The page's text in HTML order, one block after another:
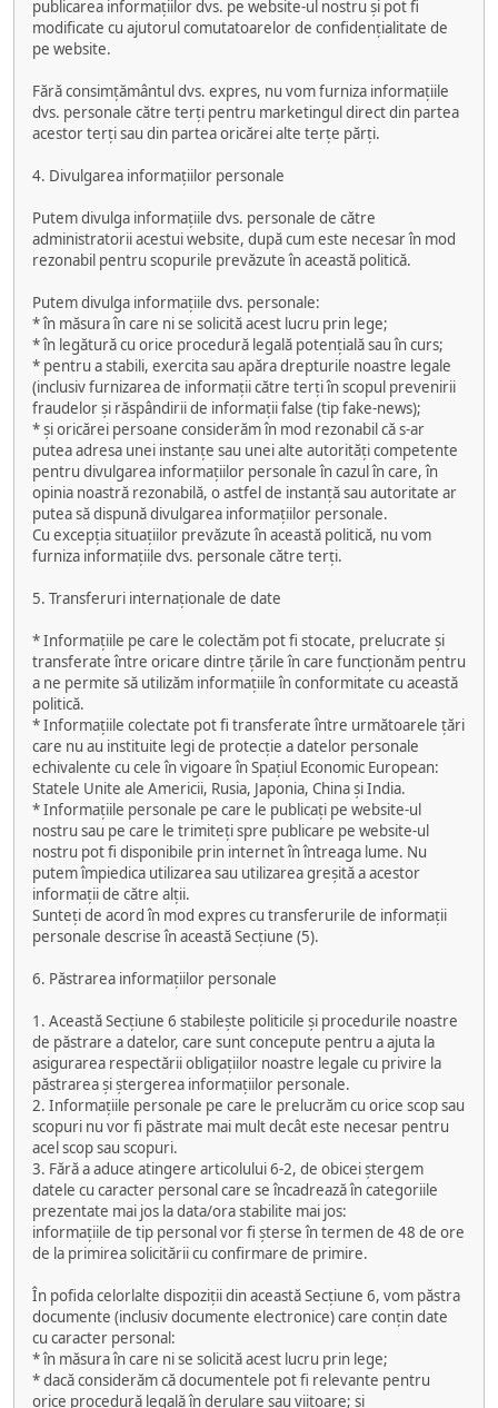
publicarea informațiilor dvs. pe website-ul nostru și pot fi
modificate cu ajutorul comutatoarelor de confidențialitate de
pe website.
Fără consimțământul dvs. expres, nu vom furniza informațiile
dvs. personale către terți pentru marketingul direct din partea
acestor terți sau din partea oricărei alte terțe părți.
4. Divulgarea informațiilor personale
Putem divulga informațiile dvs. personale de către
administratorii acestui website, după cum este necesar în mod
rezonabil pentru scopurile prevăzute în această politică.
Putem divulga informațiile dvs. personale:
* în măsura în care ni se solicită acest lucru prin lege;
* în legătură cu orice procedură legală potențială sau în curs;
* pentru a stabili, exercita sau apăra drepturile noastre legale
(inclusiv furnizarea de informații către terți în scopul prevenirii
fraudelor și răspândirii de informații false (tip fake-news);
* și oricărei persoane considerăm în mod rezonabil că s-ar
putea adresa unei instanțe sau unei alte autorități competente
pentru divulgarea informațiilor personale în cazul în care, în
opinia noastră rezonabilă, o astfel de instanță sau autoritate ar
putea să dispună divulgarea informațiilor personale.
Cu excepția situațiilor prevăzute în această politică, nu vom
furniza informațiile dvs. personale către terți.
5. Transferuri internaționale de date
* Informațiile pe care le colectăm pot fi stocate, prelucrate și
transferate între oricare dintre țările în care funcționăm pentru
a ne permite să utilizăm informațiile în conformitate cu această
politică.
* Informațiile colectate pot fi transferate între următoarele țări
care nu au instituite legi de protecție a datelor personale
echivalente cu cele în vigoare în Spațiul Economic European:
Statele Unite ale Americii, Rusia, Japonia, China și India.
* Informațiile personale pe care le publicați pe website-ul
nostru sau pe care le trimiteți spre publicare pe website-ul
nostru pot fi disponibile prin internet în întreaga lume. Nu
putem împiedica utilizarea sau utilizarea greșită a acestor
informații de către alții.
Sunteți de acord în mod expres cu transferurile de informații
personale descrise în această Secțiune (5).
6. Păstrarea informațiilor personale
1. Această Secțiune 6 stabilește politicile și procedurile noastre
de păstrare a datelor, care sunt concepute pentru a ajuta la
asigurarea respectării obligațiilor noastre legale cu privire la
păstrarea și ștergerea informațiilor personale.
2. Informațiile personale pe care le prelucrăm cu orice scop sau
scopuri nu vor fi păstrate mai mult decât este necesar pentru
acel scop sau scopuri.
3. Fără a aduce atingere articolului 6-2, de obicei ștergem
datele cu caracter personal care se încadrează în categoriile
prezentate mai jos la data/ora stabilite mai jos:
informațiile de tip personal vor fi șterse în termen de 48 de ore
de la primirea solicitării cu confirmare de primire.
În pofida celorlalte dispoziții din această Secțiune 6, vom păstra
documente (inclusiv documente electronice) care conțin date
cu caracter personal:
* în măsura în care ni se solicită acest lucru prin lege;
* dacă considerăm că documentele pot fi relevante pentru
orice procedură legală în derulare sau viitoare; și